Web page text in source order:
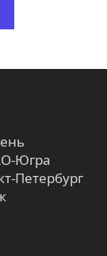
Югра
Петербург